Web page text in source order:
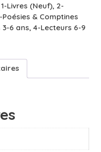
1-Livres (Neuf), 2-
Poésies & Comptines
6 ans, 4-Lecteurs 6-9